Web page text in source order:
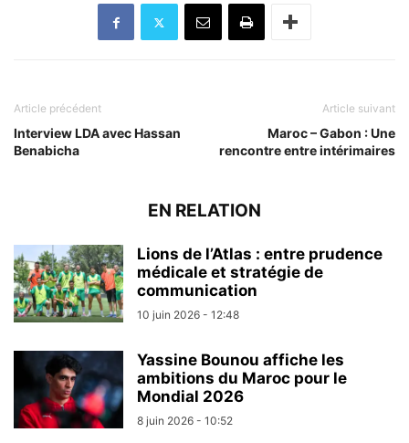
Article précédent
Interview LDA avec Hassan
Benabicha
Article suivant
Maroc – Gabon : Une
rencontre entre intérimaires
EN RELATION
Lions de l’Atlas : entre prudence
médicale et stratégie de
communication
10 juin 2026 - 12:48
Yassine Bounou affiche les
ambitions du Maroc pour le
Mondial 2026
8 juin 2026 - 10:52